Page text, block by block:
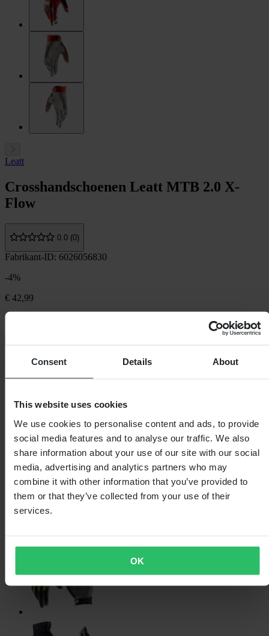
Consent Details About
This website uses cookies
We use cookies to personalise content and ads, to provide
social media features and to analyse our traffic. We also
share information about your use of our site with our social
media, advertising and analytics partners who may
combine it with other information that you’ve provided to
them or that they’ve collected from your use of their
services.
OK
Leatt
Crosshandschoenen Leatt MTB 2.0 X-
Flow
0.0 (0)
Fabrikant-ID: 6026056830
-4%
€ 42,99
€ 44,99
Beperkte voorraad - nog maar 5 over
Kleur